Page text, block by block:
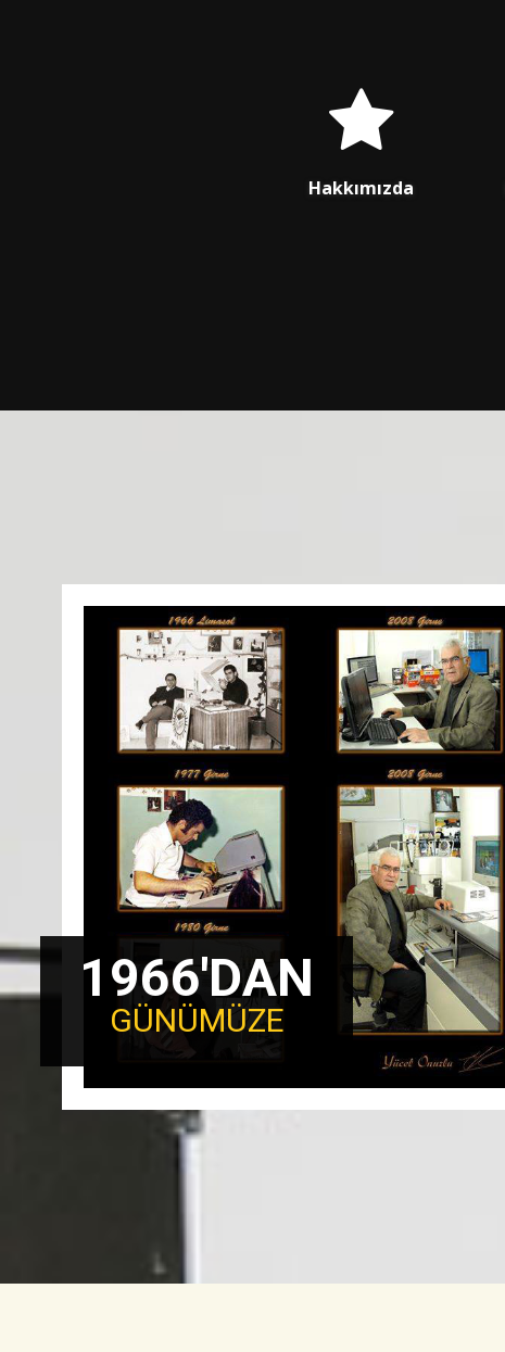
Hakkımızda
1966'DAN
GÜNÜMÜZE